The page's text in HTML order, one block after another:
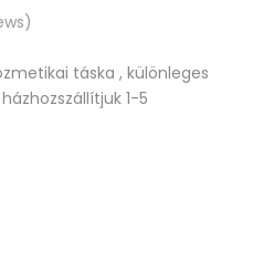
táska , különleges
1-5